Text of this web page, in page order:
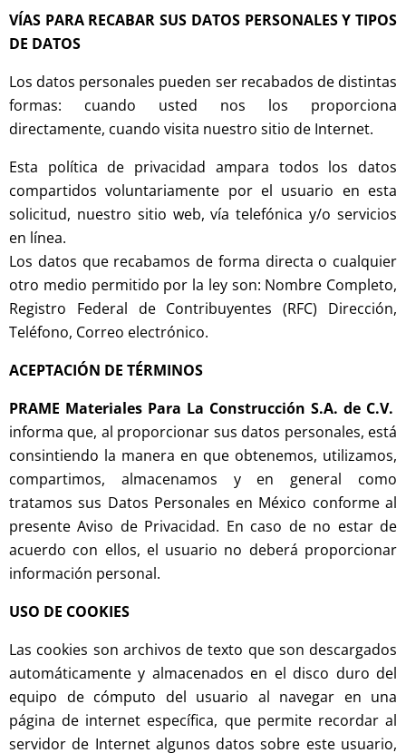
VÍAS PARA RECABAR SUS DATOS PERSONALES Y TIPOS
DE DATOS
Los datos personales pueden ser recabados de distintas
formas: cuando usted nos los proporciona
directamente, cuando visita nuestro sitio de Internet.
Esta política de privacidad ampara todos los datos
compartidos voluntariamente por el usuario en esta
solicitud, nuestro sitio web, vía telefónica y/o servicios
en línea.
Los datos que recabamos de forma directa o cualquier
otro medio permitido por la ley son: Nombre Completo,
Registro Federal de Contribuyentes (RFC) Dirección,
Teléfono, Correo electrónico.
ACEPTACIÓN DE TÉRMINOS
PRAME Materiales Para La Construcción S.A. de C.V.
informa que, al proporcionar sus datos personales, está
consintiendo la manera en que obtenemos, utilizamos,
compartimos, almacenamos y en general como
tratamos sus Datos Personales en México conforme al
presente Aviso de Privacidad. En caso de no estar de
acuerdo con ellos, el usuario no deberá proporcionar
información personal.
USO DE COOKIES
Las cookies son archivos de texto que son descargados
automáticamente y almacenados en el disco duro del
equipo de cómputo del usuario al navegar en una
página de internet específica, que permite recordar al
servidor de Internet algunos datos sobre este usuario,